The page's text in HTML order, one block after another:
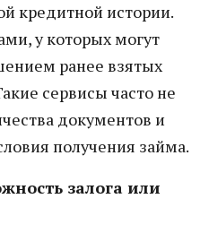
кредитной истории.
у которых могут
ранее взятых
сервисы часто не
документов и
получения займа.
залога или